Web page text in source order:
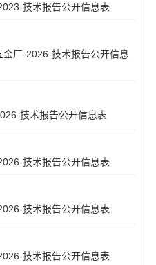
技术报告公开信息表
厂-2026-技术报告公开信息
技术报告公开信息表
技术报告公开信息表
技术报告公开信息表
技术报告公开信息表